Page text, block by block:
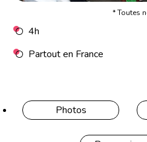
* Toutes
4h
Partout en France
Photos